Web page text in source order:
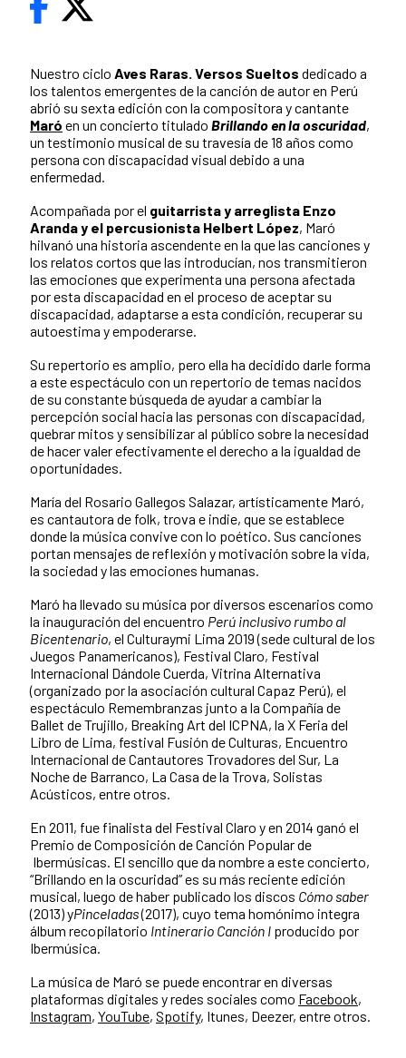
Nuestro ciclo Aves Raras. Versos Sueltos dedicado a
los talentos emergentes de la canción de autor en Perú
abrió su sexta edición con la compositora y cantante
Maró en un concierto titulado Brillando en la oscuridad,
un testimonio musical de su travesía de 18 años como
persona con discapacidad visual debido a una
enfermedad.
Acompañada por el guitarrista y arreglista Enzo
Aranday el percusionista Helbert López, Maró
hilvanó una historia ascendente en la que las canciones y
los relatos cortos que las introducían, nos transmitieron
las emociones que experimenta una persona afectada
por esta discapacidad en el proceso de aceptar su
discapacidad, adaptarse a esta condición, recuperar su
autoestima y empoderarse.
Su repertorio es amplio, pero ella ha decidido darle forma
a este espectáculo con un repertorio de temas nacidos
de su constante búsqueda de ayudar a cambiar la
percepción social hacia las personas con discapacidad,
quebrar mitos y sensibilizar al público sobre la necesidad
de hacer valer efectivamente el derecho a la igualdad de
oportunidades.
María del Rosario Gallegos Salazar, artísticamente Maró,
es cantautora de folk, trova e indie, que se establece
donde la música convive con lo poético. Sus canciones
portan mensajes de reflexión y motivación sobre la vida,
la sociedad y las emociones humanas.
Maró ha llevado su música por diversos escenarios como
la inauguración del encuentro Perú inclusivo rumbo al
Bicentenario, el Culturaymi Lima 2019 (sede cultural de los
Juegos Panamericanos), Festival Claro, Festival
Internacional Dándole Cuerda, Vitrina Alternativa
(organizado por la asociación cultural Capaz Perú), el
espectáculo Remembranzas junto a la Compañía de
Ballet de Trujillo, Breaking Art del ICPNA, la X Feria del
Libro de Lima, festival Fusión de Culturas, Encuentro
Internacional de Cantautores Trovadores del Sur, La
Noche de Barranco, La Casa de la Trova, Solistas
Acústicos, entre otros.
En 2011, fue finalista del Festival Claro y en 2014 ganó el
Premio de Composición de Canción Popular de
Ibermúsicas. El sencillo que da nombre a este concierto,
“Brillando en la oscuridad” es su más reciente edición
musical, luego de haber publicado los discos Cómo saber
(2013) yPinceladas(2017), cuyo tema homónimo integra
álbum recopilatorio Intinerario Canción I producido por
Ibermúsica.
La música de Maró se puede encontrar en diversas
plataformas digitales y redes sociales como Facebook,
Instagram, YouTube, Spotify, Itunes, Deezer, entre otros.